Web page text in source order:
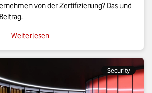
von der Zertifizierung? Das und
Weiterlesen
Security